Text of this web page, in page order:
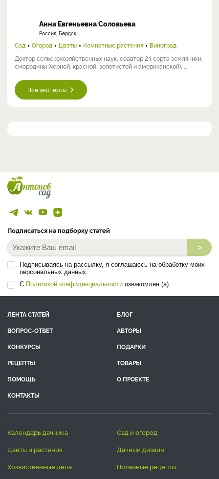
Анна Евгеньевна Соловьева
Россия, Бердск
Сад Огород Цветы Комнатные растения
Виноград
Доктор сельскохозяйственных наук, соавтор 24 сорта земляники,
смородины (чёрной, красной, золотистой и американской), ...
Все эксперты
Подписаться на подборку статей
>
Подписываясь на рассылку, я соглашаюсь на обработку моих
персональных данных.
С Политикой конфиденциальности ознакомлен (а).
ЛЕНТА СТАТЕЙ
БЛОГ
ВОПРОС-ОТВЕТ
АВТОРЫ
КОНКУРСЫ
ПОДАРКИ
РЕЦЕПТЫ
ТОВАРЫ
ПОМОЩЬ
О ПРОЕКТЕ
КОНТАКТЫ
календарь дачника
сад и огород
цветы и растения
дачный дизайн
хозяйственные дела
полезные рецепты